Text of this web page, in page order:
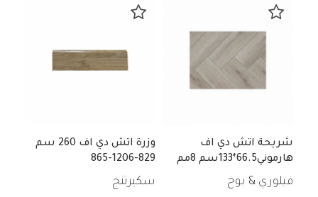
شريحة اتش دي اف
هارموني66.5*133سم 8مم
VB-807 A-B
فيلوري & بوخ
وزرة اتش دي اف 260 سم
829-1206-865
سكيرتنج